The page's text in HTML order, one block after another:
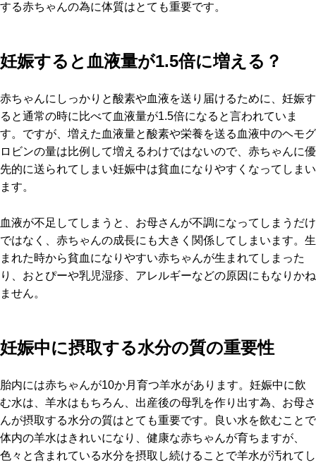
する赤ちゃんの為に体質はとても重要です。
妊娠すると血液量が1.5倍に増える？
赤ちゃんにしっかりと酸素や血液を送り届けるために、妊娠す
ると通常の時に比べて血液量が1.5倍になると言われていま
す。ですが、増えた血液量と酸素や栄養を送る血液中のヘモグ
ロビンの量は比例して増えるわけではないので、赤ちゃんに優
先的に送られてしまい妊娠中は貧血になりやすくなってしまい
ます。
血液が不足してしまうと、お母さんが不調になってしまうだけ
ではなく、赤ちゃんの成長にも大きく関係してしまいます。生
まれた時から貧血になりやすい赤ちゃんが生まれてしまった
り、おとぴーや乳児湿疹、アレルギーなどの原因にもなりかね
ません。
妊娠中に摂取する水分の質の重要性
胎内には赤ちゃんが10か月育つ羊水があります。妊娠中に飲
む水は、羊水はもちろん、出産後の母乳を作り出す為、お母さ
んが摂取する水分の質はとても重要です。良い水を飲むことで
体内の羊水はきれいになり、健康な赤ちゃんが育ちますが、
色々と含まれている水分を摂取し続けることで羊水が汚れてし